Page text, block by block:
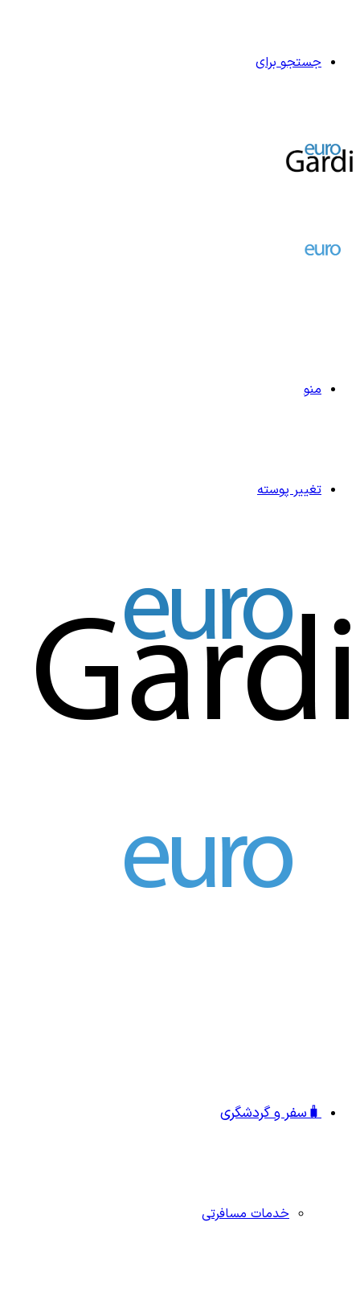
جستجو برای
منو
تغییر پوسته
🧳سفر و گردشگری
خدمات مسافرتی